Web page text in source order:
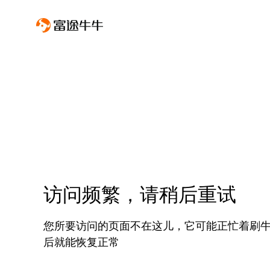
访问频繁，请稍后重试
您所要访问的页面不在这儿，它可能正忙着刷
后就能恢复正常